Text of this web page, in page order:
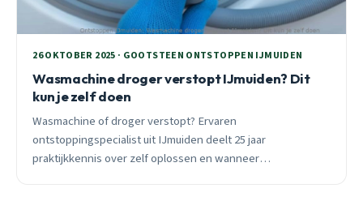
26 OKTOBER 2025 · GOOTSTEEN ONTSTOPPEN IJMUIDEN
Wasmachine droger verstopt IJmuiden? Dit
kun je zelf doen
Wasmachine of droger verstopt? Ervaren
ontstoppingspecialist uit IJmuiden deelt 25 jaar
praktijkkennis over zelf oplossen en wanneer